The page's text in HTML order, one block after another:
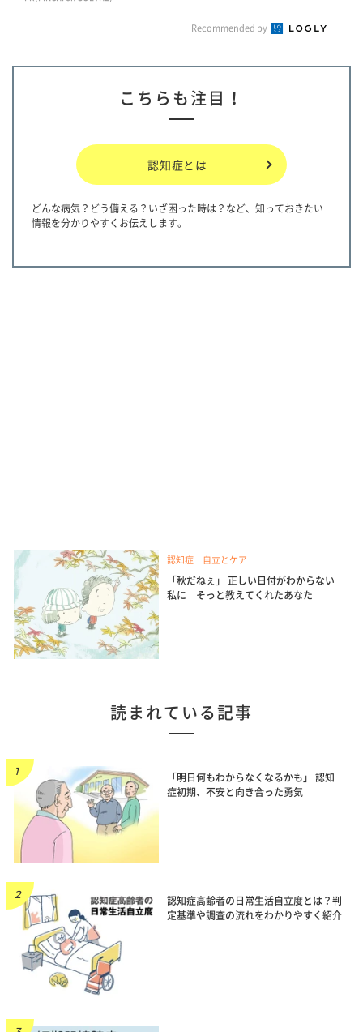
Recommended by
こちらも注目！
認知症とは
どんな病気？どう備える？いざ困った時は？など、知っておきたい
情報を分かりやすくお伝えします。
認知症 自立とケア
「秋だねぇ」 正しい日付がわからない
私に そっと教えてくれたあなた
読まれている記事
「明日何もわからなくなるかも」 認知
症初期、不安と向き合った勇気
認知症高齢者の日常生活自立度とは？判
定基準や調査の流れをわかりやすく紹介